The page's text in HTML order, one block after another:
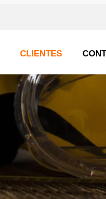
CLIENTES